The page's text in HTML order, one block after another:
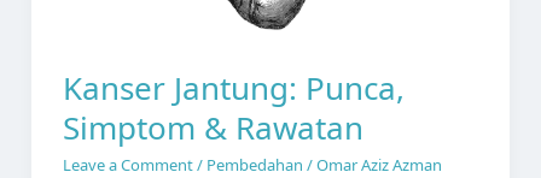
Kanser Jantung: Punca,
Simptom & Rawatan
Leave a Comment/ Pembedahan /Omar Aziz Azman